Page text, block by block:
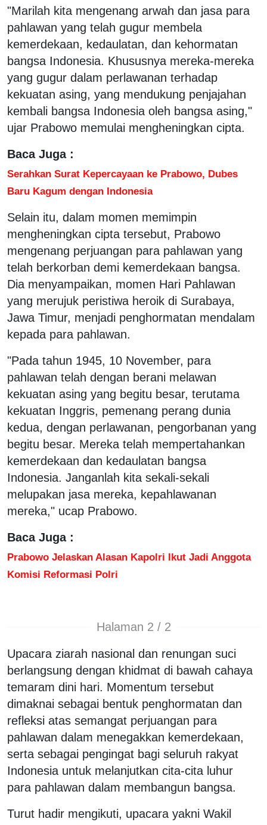
"Marilah kita mengenang arwah dan jasa para
pahlawan yang telah gugur membela
kemerdekaan, kedaulatan, dan kehormatan
bangsa Indonesia. Khususnya mereka-mereka
yang gugur dalam perlawanan terhadap
kekuatan asing, yang mendukung penjajahan
kembali bangsa Indonesia oleh bangsa asing,"
ujar Prabowo memulai mengheningkan cipta.
Baca Juga :
Serahkan Surat Kepercayaan ke Prabowo, Dubes
Baru Kagum dengan Indonesia
Selain itu, dalam momen memimpin
mengheningkan cipta tersebut, Prabowo
mengenang perjuangan para pahlawan yang
telah berkorban demi kemerdekaan bangsa.
Dia menyampaikan, momen Hari Pahlawan
yang merujuk peristiwa heroik di Surabaya,
Jawa Timur, menjadi penghormatan mendalam
kepada para pahlawan.
"Pada tahun 1945, 10 November, para
pahlawan telah dengan berani melawan
kekuatan asing yang begitu besar, terutama
kekuatan Inggris, pemenang perang dunia
kedua, dengan perlawanan, pengorbanan yang
begitu besar. Mereka telah mempertahankan
kemerdekaan dan kedaulatan bangsa
Indonesia. Janganlah kita sekali-sekali
melupakan jasa mereka, kepahlawanan
mereka," ucap Prabowo.
Baca Juga :
Prabowo Jelaskan Alasan Kapolri Ikut Jadi Anggota
Komisi Reformasi Polri
Halaman 2 / 2
Upacara ziarah nasional dan renungan suci
berlangsung dengan khidmat di bawah cahaya
temaram dini hari. Momentum tersebut
dimaknai sebagai bentuk penghormatan dan
refleksi atas semangat perjuangan para
pahlawan dalam menegakkan kemerdekaan,
serta sebagai pengingat bagi seluruh rakyat
Indonesia untuk melanjutkan cita-cita luhur
para pahlawan dalam membangun bangsa.
Turut hadir mengikuti, upacara yakni Wakil